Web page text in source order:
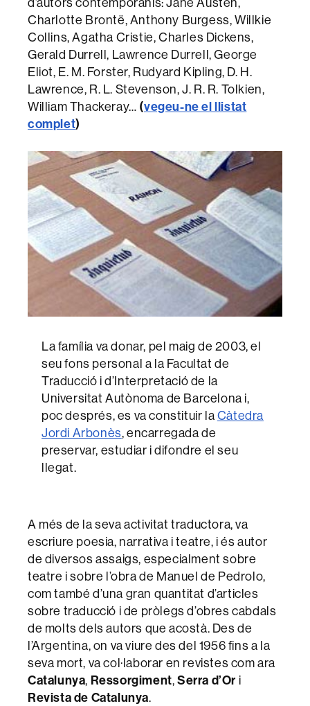
Charlotte Brontë, Anthony Burgess, Willkie
Collins, Agatha Cristie, Charles Dickens,
Gerald Durrell, Lawrence Durrell, George
Eliot, E. M. Forster, Rudyard Kipling, D. H.
Lawrence, R. L. Stevenson, J. R. R. Tolkien,
William Thackeray… (vegeu-ne el llistat
complet)
La família va donar, pel maig de 2003, el
seu fons personal a la Facultat de
Traducció i d’Interpretació de la
Universitat Autònoma de Barcelona i,
poc després, es va constituir laCàtedra
Jordi Arbonès, encarregada de
preservar, estudiar i difondre el seu
llegat.
A més de la seva activitat traductora, va
escriure poesia, narrativa i teatre, i és autor
de diversos assaigs, especialment sobre
teatre i sobre l’obra de Manuel de Pedrolo,
com també d’una gran quantitat d’articles
sobre traducció i de pròlegs d’obres cabdals
de molts dels autors que acostà. Des de
l’Argentina, on va viure des del 1956 fins a la
seva mort, va col·laborar en revistes com ara
Catalunya, Ressorgiment,Serra d’Or i
Revista de Catalunya.